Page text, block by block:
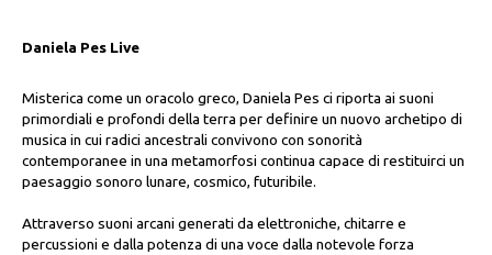
Daniela Pes Live
Misterica come un oracolo greco, Daniela Pes ci riporta ai suoni
primordiali e profondi della terra per definire un nuovo archetipo di
musica in cui radici ancestrali convivono con sonorità
contemporanee in una metamorfosi continua capace di restituirci un
paesaggio sonoro lunare, cosmico, futuribile.
Attraverso suoni arcani generati da elettroniche, chitarre e
percussioni e dalla potenza di una voce dalla notevole forza